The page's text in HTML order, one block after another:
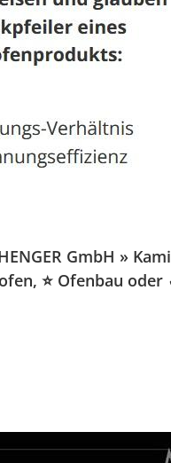
GmbH »
⭐ Ofenbau